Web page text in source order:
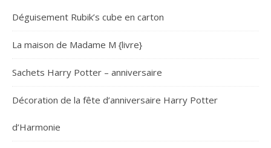
Déguisement Rubik’s cube en carton
La maison de Madame M {livre}
Sachets Harry Potter – anniversaire
Décoration de la fête d’anniversaire Harry Potter
d’Harmonie